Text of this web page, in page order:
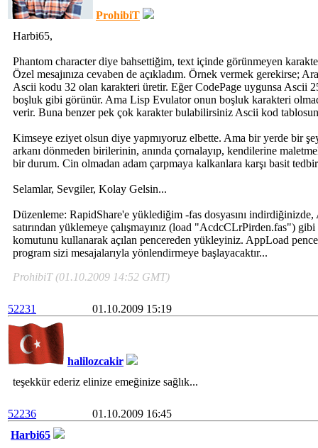
ProhibiT
Harbi65,
Phantom character diye bahsettiğim, text içinde görünmeyen
Özel mesajınıza cevaben de açıkladım. Örnek vermek gerekirse;
Ascii kodu 32 olan karakteri üretir. Eğer CodePage uygunsa Ascii
boşluk gibi görünür. Ama Lisp Evulator onun boşluk karakteri
verir. Buna benzer pek çok karakter bulabilirsiniz Ascii kod
Kimseye eziyet olsun diye yapmıyoruz elbette. Ama bir yerde bir
arkanı dönmeden birilerinin, anında çornalayıp, kendilerine
bir durum. Cin olmadan adam çarpmaya kalkanlara karşı basit
Selamlar, Sevgiler, Kolay Gelsin...
Düzenleme: RapidShare'e yüklediğim -fas dosyasını
satırından yüklemeye çalışmayınız (load "AcdcCLrPirden.fas")
komutunu kullanarak açılan pencereden yükleyiniz. AppLoad
program sizi mesajalarıyla yönlendirmeye başlayacaktır...
ProhibiT (01.10.2009 14:52 GMT)
52231 01.10.2009 15:19
halilozcakir
teşekkür ederiz elinize emeğinize sağlık...
52236
01.10.2009 16:45
Harbi65